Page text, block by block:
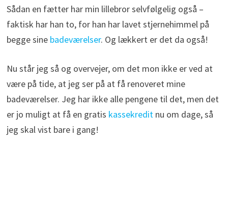
Sådan en fætter har min lillebror selvfølgelig også –
faktisk har han to, for han har lavet stjernehimmel på
begge sine badeværelser. Og lækkert er det da også!
Nu står jeg så og overvejer, om det mon ikke er ved at
være på tide, at jeg ser på at få renoveret mine
badeværelser. Jeg har ikke alle pengene til det, men det
er jo muligt at få en gratis kassekreditnu om dage, så
jeg skal vist bare i gang!